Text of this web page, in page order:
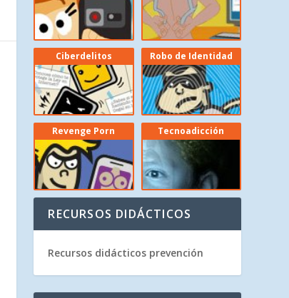
Ciberdelitos Robo de Identidad
Revenge Porn Tecnoadicción
RECURSOS DIDÁCTICOS
Recursos didácticos prevención